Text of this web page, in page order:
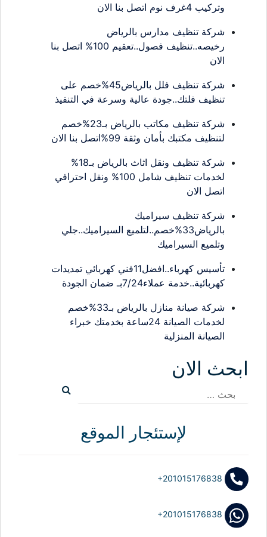
وتركيب 4غرف نوم اتصل بنا الان
شركة تنظيف مدارس بالرياض
رخيصه..تنظيف فصول..تعقيم 100% اتصل بنا
الان
شركة تنظيف فلل بالرياض45%خصم على
تنظيف فلتك..جودة عالية وسرعة في التنفيذ
شركة تنظيف مكاتب بالرياض بـ23%خصم
لتنظيف مكتبك بأمان وثقة 99%اتصل بنا الان
شركة تنظيف ونقل اثاث بالرياض بـ18%
لخدمات تنظيف شامل 100% ونقل احترافي
اتصل الان
شركة تنظيف سيراميك
بالرياض33%خصم..لتلميع السيراميك..جلي
وتلميع السيراميك
تأسيس كهرباء..افضل11فني كهربائي تمديدات
كهربائية..خدمة عملاء7/24بـ ضمان الجودة
شركة صيانة منازل بالرياض بـ33%خصم
لخدمات الصيانة 24ساعة بخدمتك خبراء
الصيانة المنزلية
ابحث الان
البحث
لإستئجار الموقع
+201015176838
+201015176838